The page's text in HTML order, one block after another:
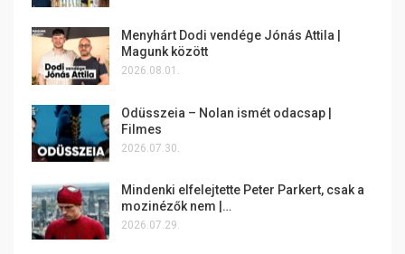
Menyhárt Dodi vendége Jónás Attila |
Magunk között
2026.08.01.
Odüsszeia – Nolan ismét odacsap |
Filmes
2026.07.30.
Mindenki elfelejtette Peter Parkert, csak a
mozinézők nem |…
2026.07.29.